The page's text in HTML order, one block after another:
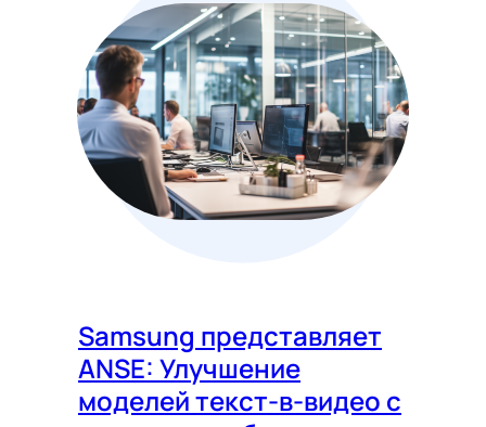
Samsung представляет
ANSE: Улучшение
моделей текст-в-видео с